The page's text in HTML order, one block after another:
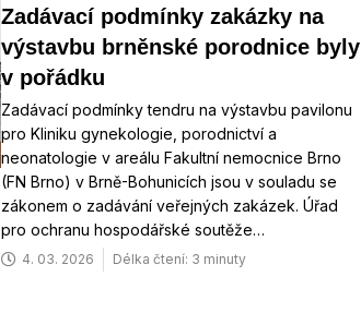
Zadávací podmínky zakázky na
výstavbu brněnské porodnice byly
v pořádku
Zadávací podmínky tendru na výstavbu pavilonu
pro Kliniku gynekologie, porodnictví a
neonatologie v areálu Fakultní nemocnice Brno
(FN Brno) v Brně-Bohunicích jsou v souladu se
zákonem o zadávání veřejných zakázek. Úřad
pro ochranu hospodářské soutěže…
4. 03. 2026 Délka čtení: 3 minuty